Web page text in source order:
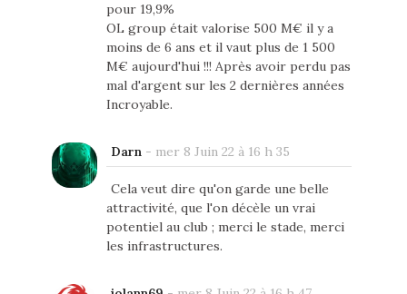
pour 19,9%
OL group était valorise 500 M€ il y a
moins de 6 ans et il vaut plus de 1 500
M€ aujourd'hui !!! Après avoir perdu pas
mal d'argent sur les 2 dernières années
Incroyable.
Darn- mer 8 Juin 22 à 16 h 35
Cela veut dire qu'on garde une belle
attractivité, que l'on décèle un vrai
potentiel au club ; merci le stade, merci
les infrastructures.